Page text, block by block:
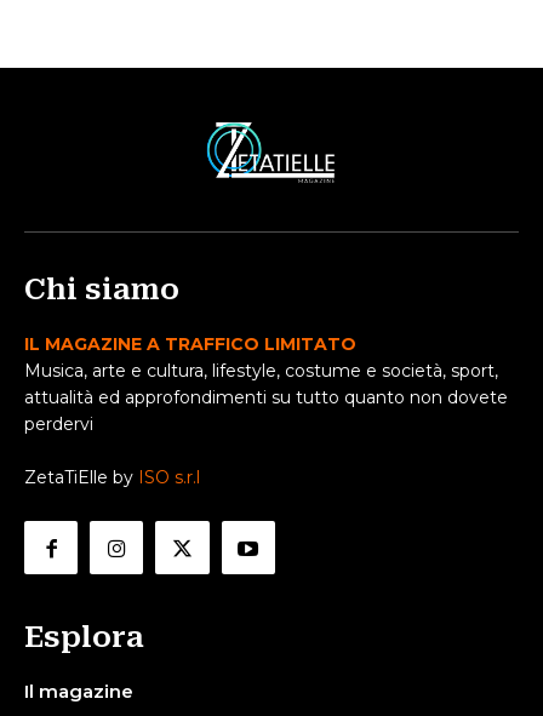
Chi siamo
IL MAGAZINE A TRAFFICO LIMITATO
Musica, arte e cultura, lifestyle, costume e società, sport,
attualità ed approfondimenti su tutto quanto non dovete
perdervi
ZetaTiElle by ISO s.r.l
Esplora
Il magazine